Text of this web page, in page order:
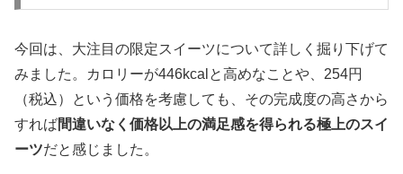
今回は、大注目の限定スイーツについて詳しく掘り下げて
みました。カロリーが446kcalと高めなことや、254円
（税込）という価格を考慮しても、その完成度の高さから
すれば間違いなく価格以上の満足感を得られる極上のスイ
ーツだと感じました。